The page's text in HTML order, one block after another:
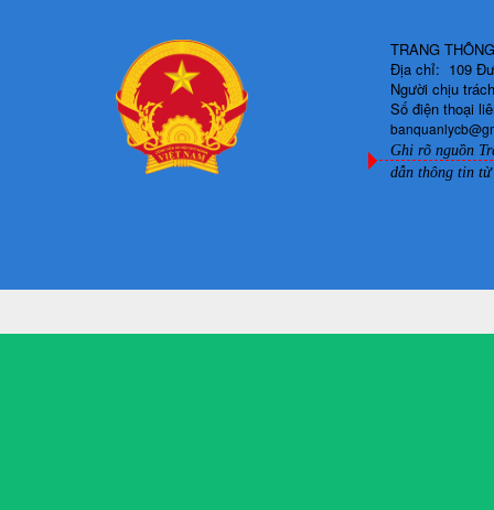
TRANG
Địa chỉ: 109
Người chịu
Số điện thoại
Ghi rõ nguồn
dẫn thông tin